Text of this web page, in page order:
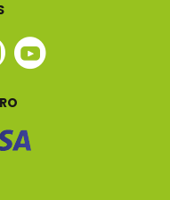
Instagram
Youtube